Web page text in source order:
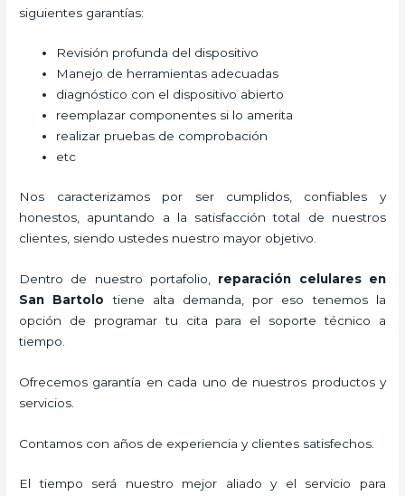
siguientes garantías:
Revisión profunda del dispositivo
Manejo de herramientas adecuadas
diagnóstico con el dispositivo abierto
reemplazar componentes si lo amerita
realizar pruebas de comprobación
etc
Nos caracterizamos por ser cumplidos, confiables y
honestos, apuntando a la satisfacción total de nuestros
clientes, siendo ustedes nuestro mayor objetivo.
Dentro de nuestro portafolio, reparación celulares en
San Bartolo tiene alta demanda, por eso tenemos la
opción de programar tu cita para el soporte técnico a
tiempo.
Ofrecemos garantía en cada uno de nuestros productos y
servicios.
Contamos con años de experiencia y clientes satisfechos.
El tiempo será nuestro mejor aliado y el servicio para